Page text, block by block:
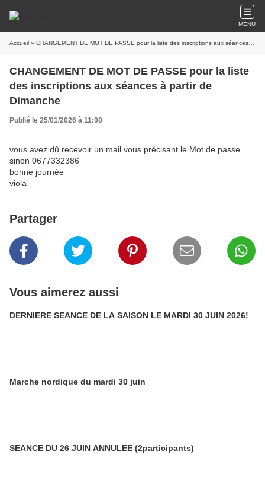
MENU
Accueil » CHANGEMENT DE MOT DE PASSE pour la liste des inscriptions aux séances à partir de Dimanche
CHANGEMENT DE MOT DE PASSE pour la liste
des inscriptions aux séances à partir de
Dimanche
Publié le 25/01/2026 à 11:08
vous avez dû recevoir un mail vous précisant le Mot de passe .
sinon 0677332386
bonne journée
viola
Partager
Vous aimerez aussi
DERNIERE SEANCE DE LA SAISON LE MARDI 30 JUIN 2026!
Marche nordique du mardi 30 juin
SEANCE DU 26 JUIN ANNULEE (2participants)